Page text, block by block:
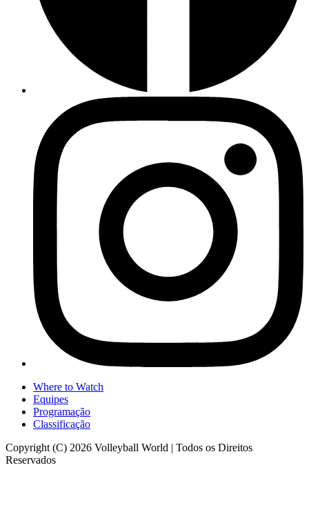
Where to Watch
Equipes
Programação
Classificação
Copyright (C) 2026 Volleyball World | Todos os Direitos
Reservados